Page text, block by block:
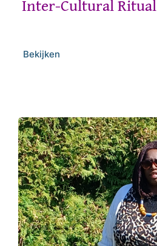
Inter-Cultural Ritual
Bekijken